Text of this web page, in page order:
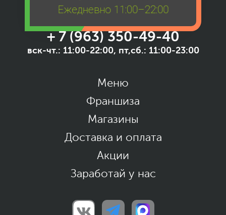
Ежедневно 11:00–22:00
+ 7 (963) 350-49-40
вск-чт.: 11:00-22:00, пт,сб.: 11:00-23:00
Меню
Франшиза
Магазины
Доставка и оплата
Акции
Заработай у нас